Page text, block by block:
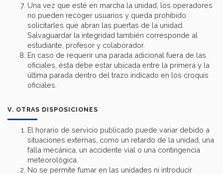
Una vez que esté en marcha la unidad, los operadores
no pueden recoger usuarios y queda prohibido
solicitarles que abran las puertas de la unidad.
Salvaguardar la integridad también corresponde al
estudiante, profesor y colaborador.
En caso de requerir una parada adicional fuera de las
oficiales, ésta debe estar ubicada entre la primera y la
última parada dentro del trazo indicado en los croquis
oficiales.
V. OTRAS DISPOSICIONES
El horario de servicio publicado puede variar debido a
situaciones externas, como un retardo de la unidad, una
falla mecánica, un accidente vial o una contingencia
meteorológica.
No se permite fumar en las unidades ni introducir